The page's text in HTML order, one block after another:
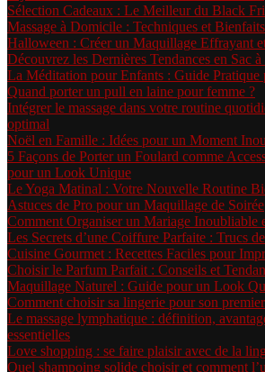
Sélection Cadeaux : Le Meilleur du Black
Massage à Domicile : Techniques et Bienfaits
Halloween : Créer un Maquillage Effrayant
Découvrez les Dernières Tendances en Sac
La Méditation pour Enfants : Guide Pratique
Quand porter un pull en laine pour femme ?
Intégrer le massage dans votre routine
optimal
Noël en Famille : Idées pour un Moment
5 Façons de Porter un Foulard comme
pour un Look Unique
Le Yoga Matinal : Votre Nouvelle Routine
Astuces de Pro pour un Maquillage de Soirée
Comment Organiser un Mariage Inoubliable
Les Secrets d’une Coiffure Parfaite : Trucs
Cuisine Gourmet : Recettes Faciles pour
Choisir le Parfum Parfait : Conseils et
Maquillage Naturel : Guide pour un Look
Comment choisir sa lingerie pour son
Le massage lymphatique : définition,
essentielles
Love shopping : se faire plaisir avec de la
Quel shampoing solide choisir et comment